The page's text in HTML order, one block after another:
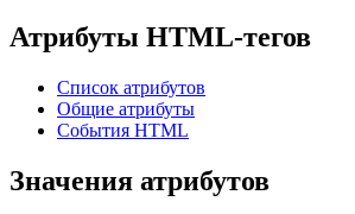
Атрибуты HTML-тегов
Список атрибутов
Общие атрибуты
События HTML
Значения атрибутов